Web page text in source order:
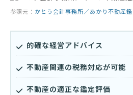
参照元： かとう会計事務所／あかり不動産
的確な経営アドバイス
不動産関連の税務対応が可能
不動産の適正な鑑定評価